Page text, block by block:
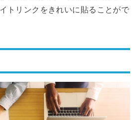
トリンクをきれいに貼ることがで